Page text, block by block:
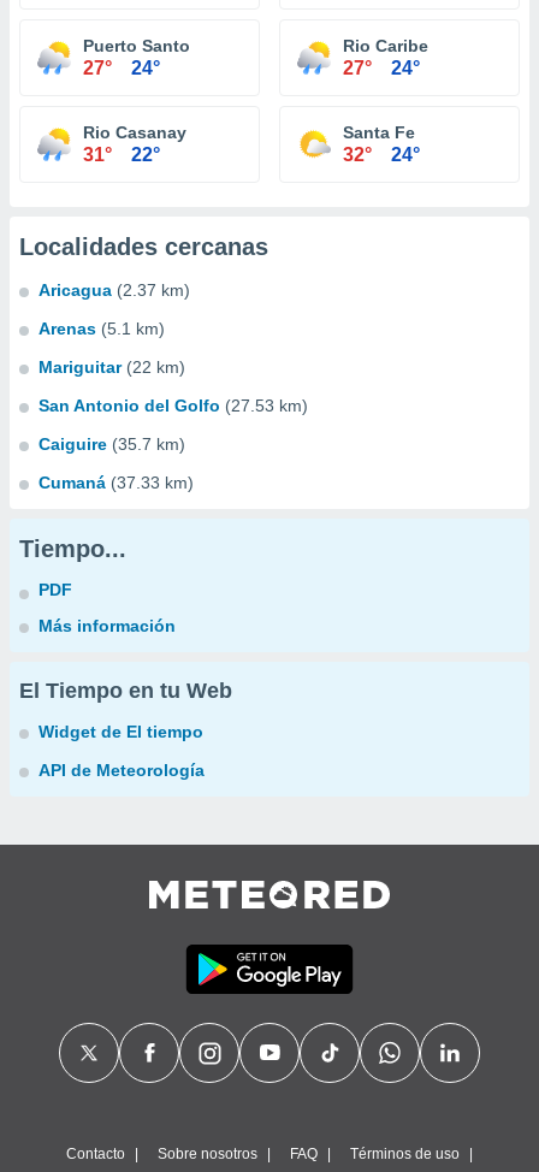
Puerto Santo
27° 24°
Rio Caribe
27° 24°
Rio Casanay
31° 22°
Santa Fe
32° 24°
Localidades cercanas
Aricagua (2.37 km)
Arenas (5.1 km)
Mariguitar (22 km)
San Antonio del Golfo (27.53 km)
Caiguire (35.7 km)
Cumaná (37.33 km)
Tiempo...
PDF
Más información
El Tiempo en tu Web
Widget de El tiempo
API de Meteorología
Contacto Sobre nosotros FAQ Términos de uso